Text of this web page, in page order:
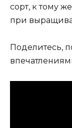
сорт, к тому
при
Поделитесь,